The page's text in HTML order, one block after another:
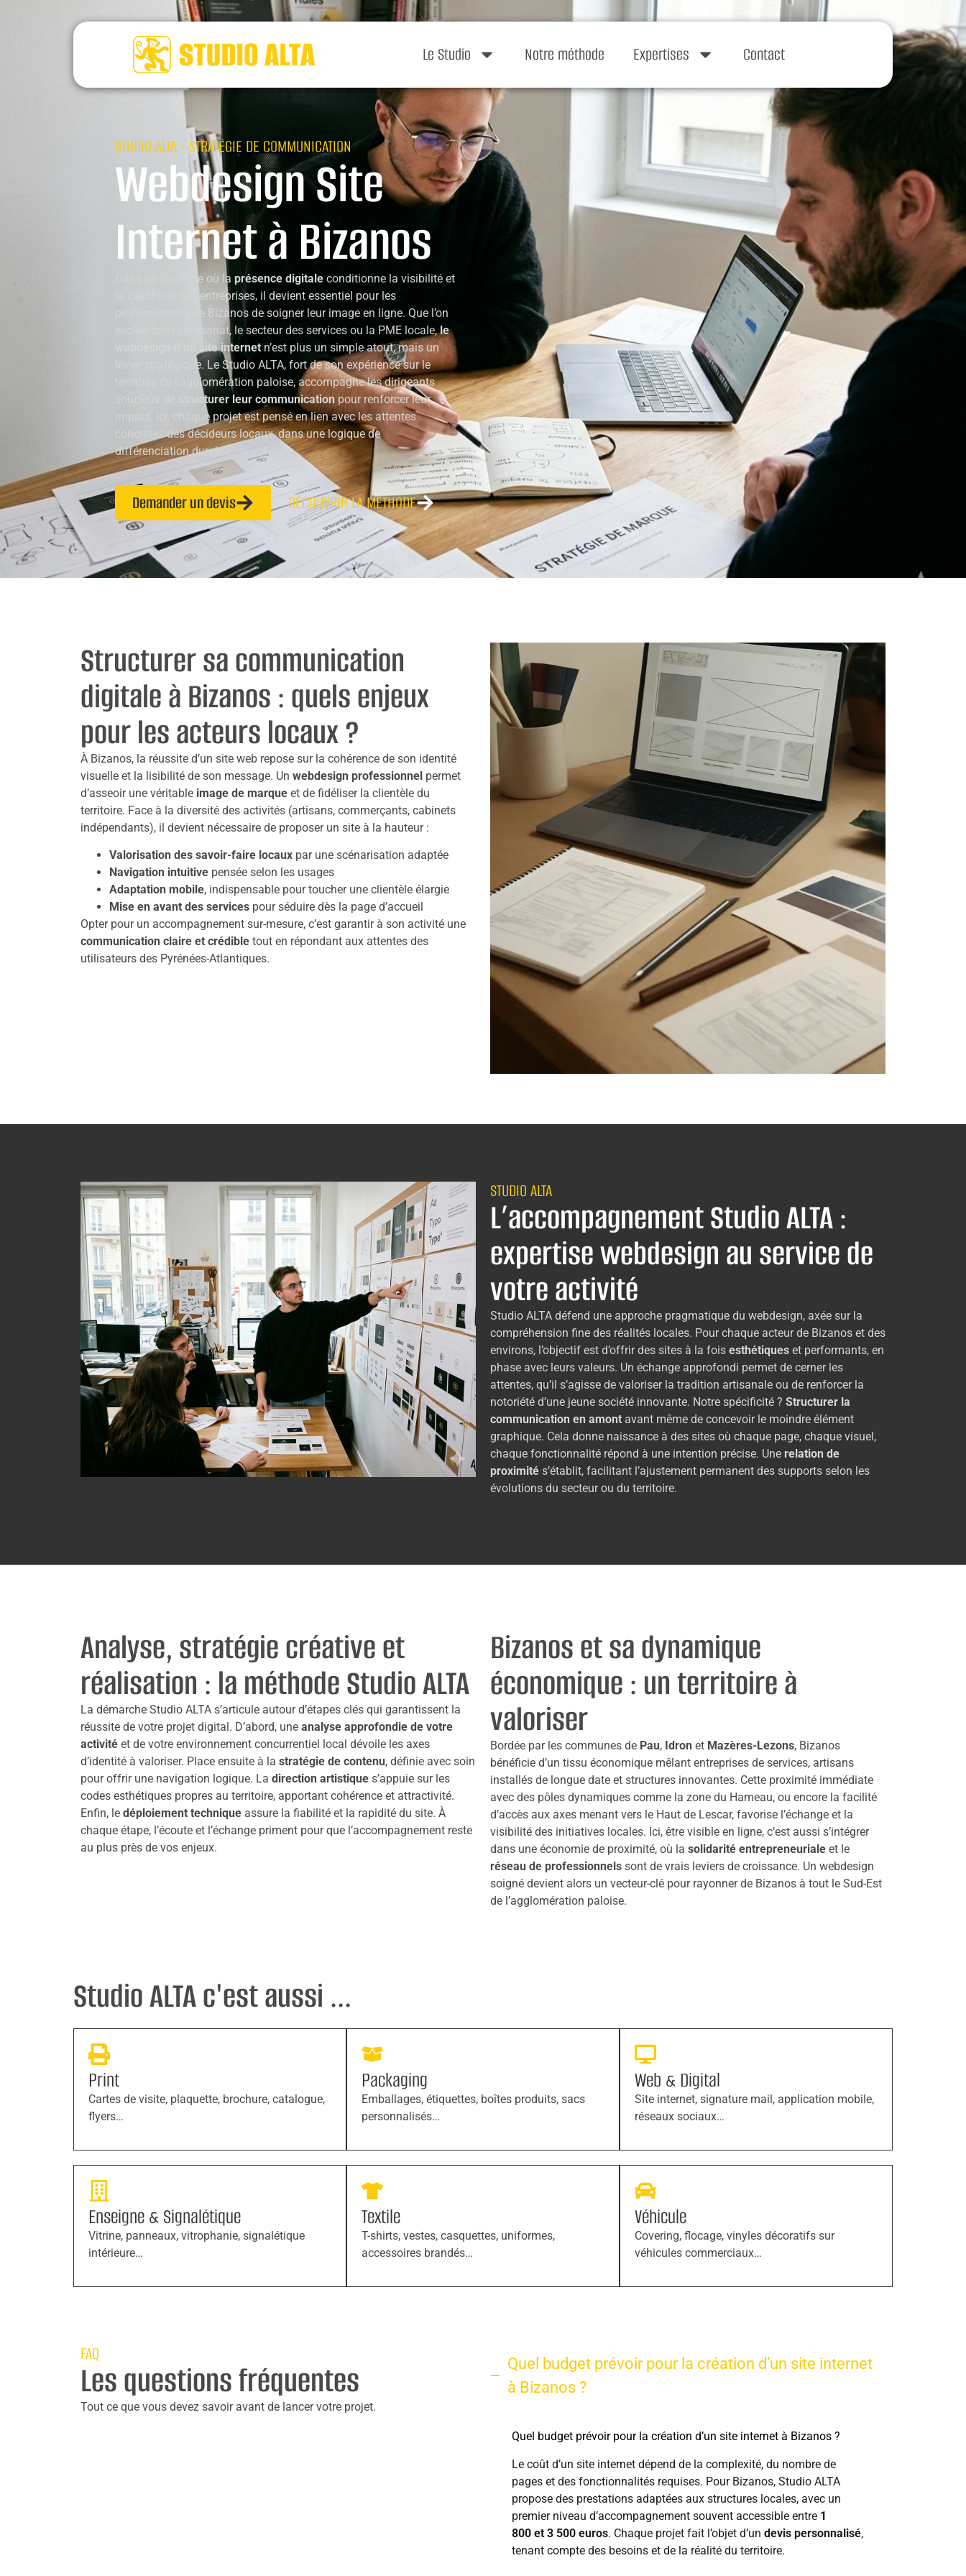
Le Studio Notre méthode Expertises Contact
STUDIO ALTA - STRATÉGIE DE COMMUNICATION
Webdesign Site
Internet à Bizanos
Dans un contexte où la présence digitale conditionne la visibilité et
la crédibilité des entreprises, il devient essentiel pour les
professionnels de Bizanos de soigner leur image en ligne. Que l’on
évolue dans l’artisanat, le secteur des services ou la PME locale,le
webdesign d’un site internet n’est plus un simple atout, mais un
levier stratégique. Le Studio ALTA, fort de son expérience sur le
territoire de l’agglomération paloise, accompagne les dirigeants
structurer leur communication pour renforcer leur
impact. Ici, chaque projet est pensé en lien avec les attentes
concrètes des décideurs locaux, dans une logique de
différenciation durable.
Demander un devis DÉCOUVRIR LA MÉTHODE
Structurer sa communication
digitale à Bizanos : quels enjeux
pour les acteurs locaux ?
À Bizanos, la réussite d’un site web repose sur la cohérence de son identité
visuelle et la lisibilité de son message. Un webdesign professionnel permet
d’asseoir une véritable image de marque et de fidéliser la clientèle du
territoire. Face à la diversité des activités (artisans, commerçants, cabinets
indépendants), il devient nécessaire de proposer un site à la hauteur :
Valorisation des savoir-faire locaux par une scénarisation adaptée
Navigation intuitive pensée selon les usages
Adaptation mobile, indispensable pour toucher une clientèle élargie
Mise en avant des services pour séduire dès la page d’accueil
Opter pour un accompagnement sur-mesure, c’est garantir à son activité une
communication claire et crédible tout en répondant aux attentes des
utilisateurs des Pyrénées-Atlantiques.
STUDIO ALTA
L’accompagnement Studio ALTA :
expertise webdesign au service de
votre activité
Studio ALTA défend une approche pragmatique du webdesign, axée sur la
compréhension fine des réalités locales. Pour chaque acteur de Bizanos et des
environs, l’objectif est d’offrir des sites à la fois esthétiques et performants, en
phase avec leurs valeurs. Un échange approfondi permet de cerner les
attentes, qu’il s’agisse de valoriser la tradition artisanale ou de renforcer la
notoriété d’une jeune société innovante. Notre spécificité ? Structurer la
communication en amont avant même de concevoir le moindre élément
graphique. Cela donne naissance à des sites où chaque page, chaque visuel,
chaque fonctionnalité répond à une intention précise. Une relation de
proximité s’établit, facilitant l’ajustement permanent des supports selon les
évolutions du secteur ou du territoire.
Analyse, stratégie créative et
réalisation : la méthode Studio ALTA
La démarche Studio ALTA s’articule autour d’étapes clés qui garantissent la
réussite de votre projet digital. D’abord, une analyse approfondie de votre
activité et de votre environnement concurrentiel local dévoile les axes
d’identité à valoriser. Place ensuite à la stratégie de contenu, définie avec soin
pour offrir une navigation logique. La direction artistique s’appuie sur les
codes esthétiques propres au territoire, apportant cohérence et attractivité.
Enfin, le déploiement technique assure la fiabilité et la rapidité du site. À
chaque étape, l’écoute et l’échange priment pour que l’accompagnement reste
au plus près de vos enjeux.
Bizanos et sa dynamique
économique : un territoire à
valoriser
Bordée par les communes de Pau, Idron et Mazères-Lezons, Bizanos
bénéficie d’un tissu économique mêlant entreprises de services, artisans
installés de longue date et structures innovantes. Cette proximité immédiate
avec des pôles dynamiques comme la zone du Hameau, ou encore la facilité
d’accès aux axes menant vers le Haut de Lescar, favorise l’échange et la
visibilité des initiatives locales. Ici, être visible en ligne, c’est aussi s’intégrer
dans une économie de proximité, où la solidarité entrepreneuriale et le
réseau de professionnels sont de vrais leviers de croissance. Un webdesign
soigné devient alors un vecteur-clé pour rayonner de Bizanos à tout le Sud-Est
de l’agglomération paloise.
Studio ALTA c'est aussi ...
Print
Cartes de visite, plaquette, brochure, catalogue,
flyers…
Packaging
Emballages, étiquettes, boîtes produits, sacs
personnalisés…
Web & Digital
Site internet, signature mail, application mobile,
réseaux sociaux…
Enseigne & Signalétique
Vitrine, panneaux, vitrophanie, signalétique
intérieure…
Textile
T-shirts, vestes, casquettes, uniformes,
accessoires brandés…
Véhicule
Covering, flocage, vinyles décoratifs sur
véhicules commerciaux…
FAQ
Les questions fréquentes
Tout ce que vous devez savoir avant de lancer votre projet.
Quel budget prévoir pour la création d’un site internet
à Bizanos ?
Quel budget prévoir pour la création d’un site internet à Bizanos ?
Le coût d’un site internet dépend de la complexité, du nombre de
pages et des fonctionnalités requises. Pour Bizanos, Studio ALTA
propose des prestations adaptées aux structures locales, avec un
premier niveau d’accompagnement souvent accessible entre 1
800 et 3 500 euros. Chaque projet fait l’objet d’un devis personnalisé,
tenant compte des besoins et de la réalité du territoire.